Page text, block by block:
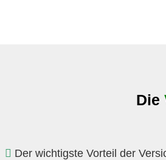
Die
Der wichtigste Vorteil der